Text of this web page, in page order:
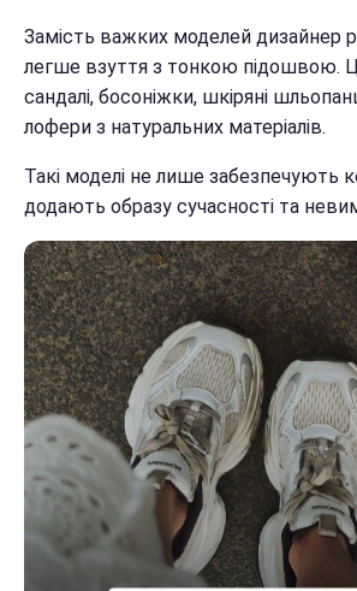
Замість важких моделей дизайнер
легше взуття з тонкою підошвою.
сандалі, босоніжки, шкіряні
лофери з натуральних матеріалів.
Такі моделі не лише забезпечують
додають образу сучасності та